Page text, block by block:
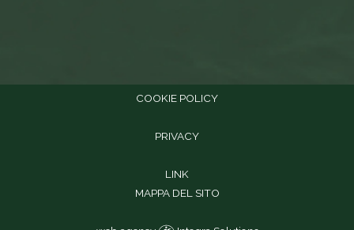
COOKIE POLICY
PRIVACY
LINK
MAPPA DEL SITO